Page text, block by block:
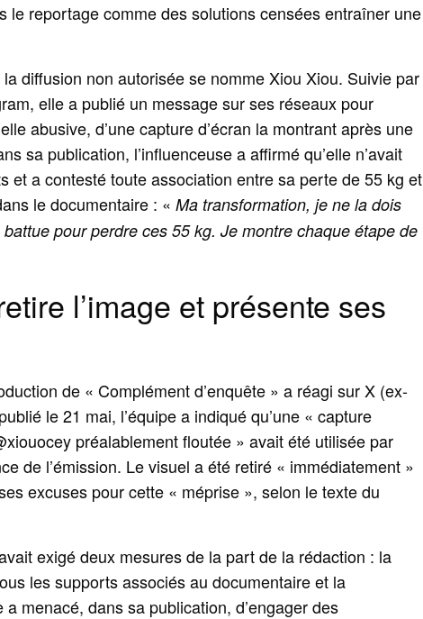
le reportage comme des solutions censées entraîner une
diffusion non autorisée se nomme Xiou Xiou. Suivie par
elle a publié un message sur ses réseaux pour
abusive, d’une capture d’écran la montrant après une
sa publication, l’influenceuse a affirmé qu’elle n’avait
et a contesté toute association entre sa perte de 55 kg et
le documentaire : «Ma transformation, je ne la dois
pour perdre ces 55 kg. Je montre chaque étape de
l’image et présente ses
de « Complément d’enquête » a réagi sur X (ex-
le 21 mai, l’équipe a indiqué qu’une « capture
préalablement floutée » avait été utilisée par
de l’émission. Le visuel a été retiré « immédiatement »
excuses pour cette « méprise », selon le texte du
exigé deux mesures de la part de la rédaction : la
les supports associés au documentaire et la
a menacé, dans sa publication, d’engager des